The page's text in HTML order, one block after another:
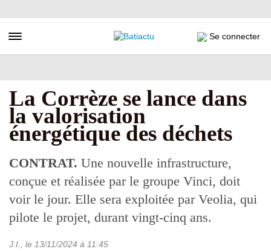
au
principal
Toggle navigation Se connecter
La Corrèze se lance dans
la valorisation
énergétique des déchets
CONTRAT. Une nouvelle infrastructure,
conçue et réalisée par le groupe Vinci, doit
voir le jour. Elle sera exploitée par Veolia, qui
pilote le projet, durant vingt-cinq ans.
J.I. , le 13/11/2024 à 11:45